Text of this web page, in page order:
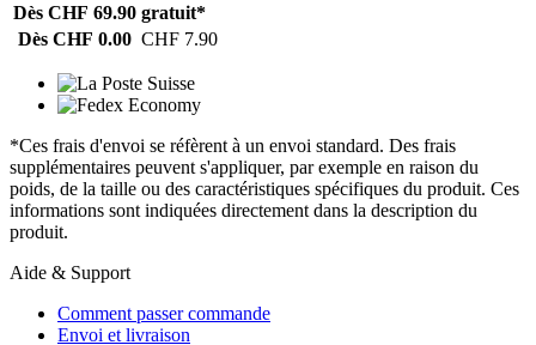
Dès CHF 69.90 gratuit*
Dès CHF 0.00 CHF 7.90
*Ces frais d'envoi se réfèrent à un envoi standard. Des frais
supplémentaires peuvent s'appliquer, par exemple en raison du
poids, de la taille ou des caractéristiques spécifiques du produit. Ces
informations sont indiquées directement dans la description du
produit.
Aide & Support
Comment passer commande
Envoi et livraison